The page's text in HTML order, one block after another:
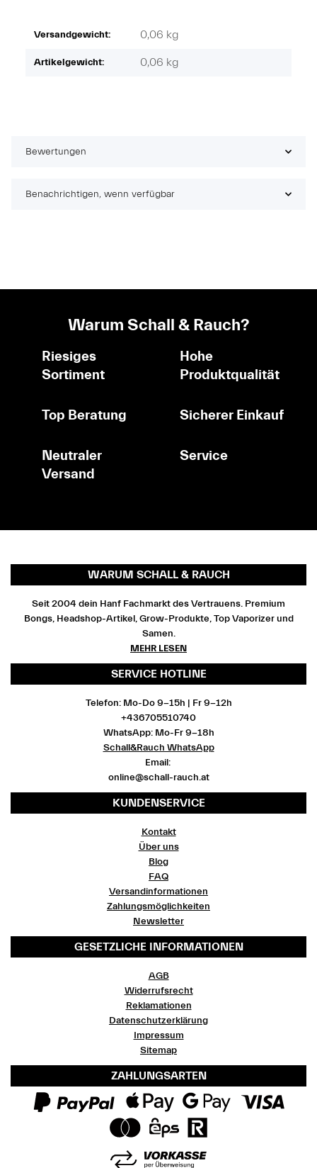
Versandgewicht: 0,06 kg
Artikelgewicht: 0,06 kg
Bewertungen
Benachrichtigen, wenn verfügbar
Warum Schall & Rauch?
Riesiges
Sortiment
Hohe
Produktqualität
Top Beratung Sicherer Einkauf
Neutraler
Versand
Service
WARUM SCHALL & RAUCH
Seit 2004 dein Hanf Fachmarkt des Vertrauens. Premium
Bongs, Headshop-Artikel, Grow-Produkte, Top Vaporizer und
Samen.
MEHR LESEN
SERVICE HOTLINE
Telefon: Mo-Do 9-15h | Fr 9-12h
+436705510740
WhatsApp: Mo-Fr 9-18h
Schall&Rauch WhatsApp
Email:
online@schall-rauch.at
KUNDENSERVICE
Kontakt
Über uns
Blog
FAQ
Versandinformationen
Zahlungsmöglichkeiten
Newsletter
GESETZLICHE INFORMATIONEN
AGB
Widerrufsrecht
Reklamationen
Datenschutzerklärung
Impressum
Sitemap
ZAHLUNGSARTEN